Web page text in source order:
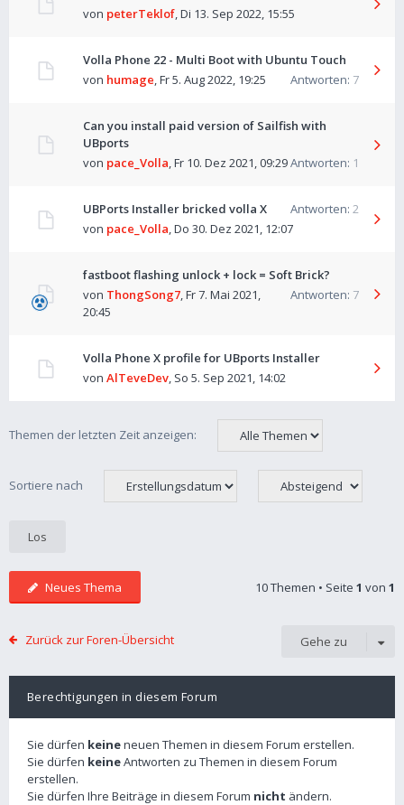
von peterTeklof,Di 13. Sep 2022, 15:55
Volla Phone 22 - Multi Boot with Ubuntu Touch
Antworten: 7
von humage,Fr 5. Aug 2022, 19:25
Can you install paid version of Sailfish with
UBports
Antworten: 1
von pace_Volla,Fr 10. Dez 2021, 09:29
UBPorts Installer bricked volla X Antworten: 2
von pace_Volla,Do 30. Dez 2021, 12:07
fastboot flashing unlock + lock = Soft Brick?
Antworten: 7
von ThongSong7,Fr 7. Mai 2021,
20:45
Volla Phone X profile for UBports Installer
von AlTeveDev, So 5. Sep 2021, 14:02
Themen der letzten Zeit anzeigen:
Sortiere nach
Neues Thema 10 Themen • Seite 1 von 1
Zurück zur Foren-Übersicht Gehe zu
Berechtigungen in diesem Forum
Sie dürfen keineneuen Themen in diesem Forum erstellen.
Sie dürfen keineAntworten zu Themen in diesem Forum
erstellen.
Sie dürfen Ihre Beiträge in diesem Forum nicht ändern.